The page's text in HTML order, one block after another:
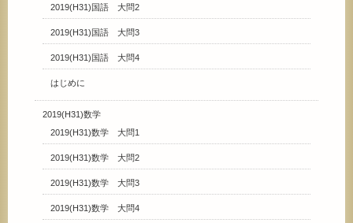
2019(H31)国語 大問2
2019(H31)国語 大問3
2019(H31)国語 大問4
はじめに
2019(H31)数学
2019(H31)数学 大問1
2019(H31)数学 大問2
2019(H31)数学 大問3
2019(H31)数学 大問4